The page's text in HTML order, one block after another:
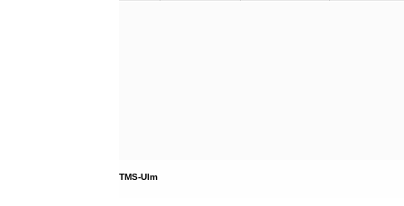
TMS-Ulm